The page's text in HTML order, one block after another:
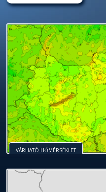
VÁRHATÓ HŐMÉRSÉKLET